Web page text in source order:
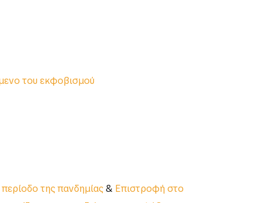
του εκφοβισμού
της πανδημίας& Επιστροφή στο